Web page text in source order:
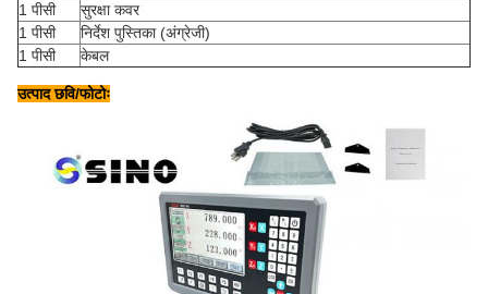
1 पीसी
सुरक्षा कवर
1 पीसी
निर्देश पुस्तिका (अंग्रेजी)
1 पीसी
केबल
उत्पाद छवि/फोटोः